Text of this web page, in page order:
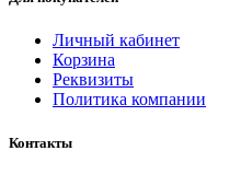
Личный кабинет
Корзина
Реквизиты
Политика компании
Контакты